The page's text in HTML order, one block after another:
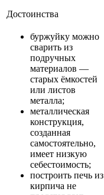
Достоинства
буржуйку можно
сварить из
подручных
материалов —
старых ёмкостей
или листов
металла;
металлическая
конструкция,
созданная
самостоятельно,
имеет низкую
себестоимость;
построить печь из
кирпича не